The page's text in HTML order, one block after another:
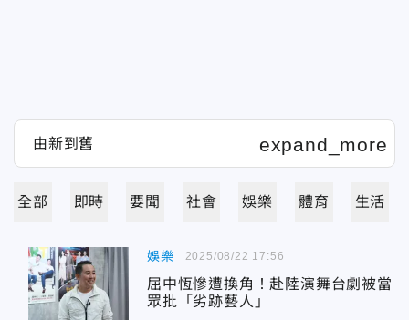
全部 即時 要聞 社會 娛樂 體育 生活
娛樂
屈中恆慘遭換角！赴陸演舞台劇被當
眾批「劣跡藝人」
2025/08/22 17:56